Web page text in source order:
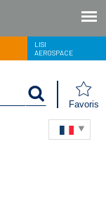
LISI
AEROSPACE
Favoris